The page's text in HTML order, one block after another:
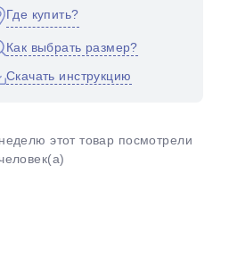
Где купить?
Как выбрать размер?
Скачать инструкцию
этот товар посмотрели